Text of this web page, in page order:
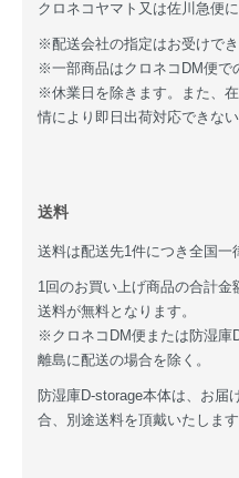
クロネコヤマト又は佐川急便
※配送会社の指定はお受けでき
※一部商品はクロネコDM便で
※休業日を除きます。また、
情により即日出荷対応できな
送料
送料は配送先1件につき全国一
1回のお買い上げ商品の合計
送料が無料となります。
※クロネコDM便または防湿庫
離島に配送の場合を除く。
防湿庫D-storage本体は、お届
合、別途送料を頂戴いたします